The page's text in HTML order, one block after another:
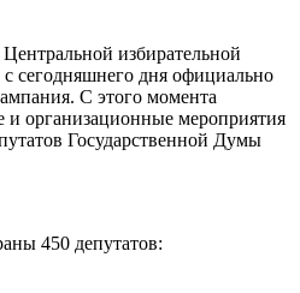
избирательной
сегодняшнего дня официально
С этого момента
и организационные мероприятия
Государственной Думы
450 депутатов: